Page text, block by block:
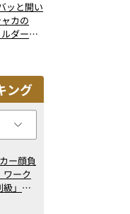
ッと開い
カの
ダーバ
ング
ー顔負
ワーク
級」凄